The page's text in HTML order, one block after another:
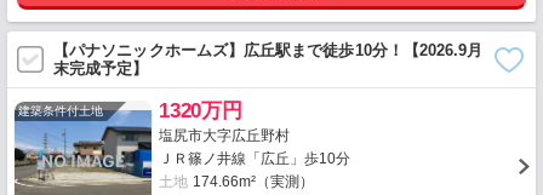
【パナソニックホームズ】広丘駅まで徒歩10分！【2026.9月
末完成予定】
建築条件付土地 1320万円
塩尻市大字広丘野村
ＪＲ篠ノ井線「広丘」歩10分
土地 174.66m²（実測）